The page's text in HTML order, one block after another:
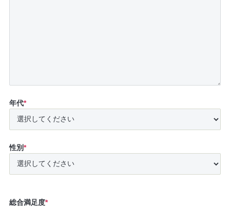
年代*
性別*
総合満足度*